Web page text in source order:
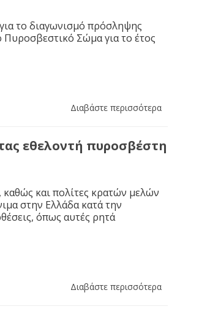
το διαγωνισμό πρόσληψης
Σώμα για το έτος
Διαβάστε περισσότερα
εθελοντή πυροσβέστη
και πολίτες κρατών μελών
στην Ελλάδα κατά την
όπως αυτές ρητά
Διαβάστε περισσότερα